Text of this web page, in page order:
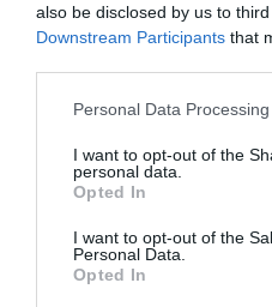
also be disclosed by us to
Downstream Participants that
Personal Data
I want to opt-out of the
personal data.
Opted In
I want to opt-out of the
Personal Data.
Opted In
Aproape șapte milioane
Europene călătoresc sau
comunitar, în locuri în care
ar putea avea nevoie de
pierdut sau li s-a furat
ale unui accident sau